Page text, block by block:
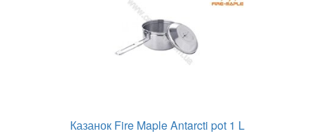
Казанок Fire Maple Antarcti pot 1 L